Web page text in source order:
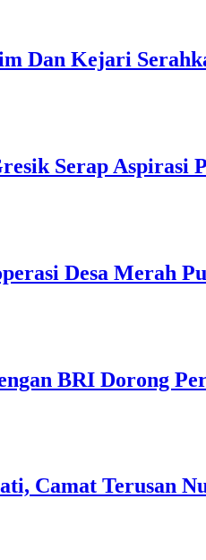
Dan Kejari
Serap Aspirasi
Desa Merah
BRI Dorong
Camat Terusan